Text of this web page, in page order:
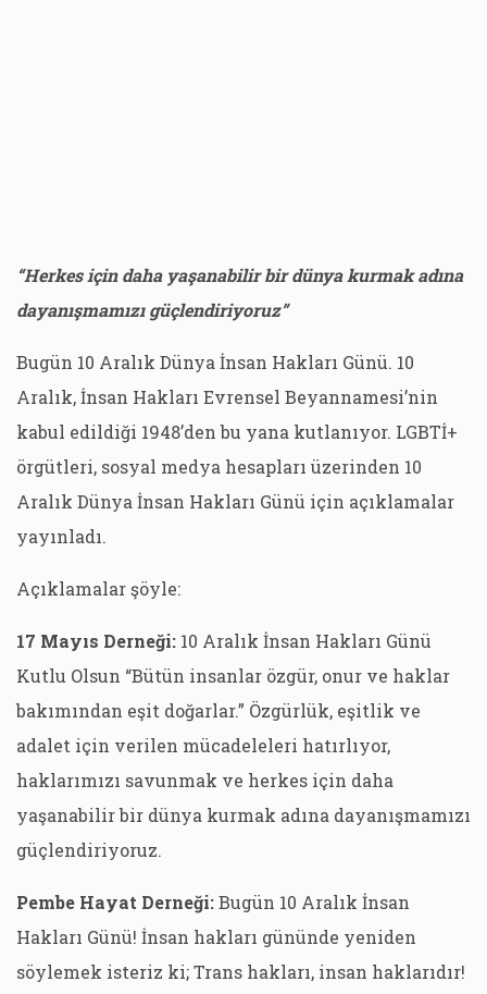
“Herkes için daha yaşanabilir bir dünya kurmak adına
dayanışmamızı güçlendiriyoruz”
Bugün 10 Aralık Dünya İnsan Hakları Günü. 10
Aralık, İnsan Hakları Evrensel Beyannamesi’nin
kabul edildiği 1948’den bu yana kutlanıyor. LGBTİ+
örgütleri, sosyal medya hesapları üzerinden 10
Aralık Dünya İnsan Hakları Günü için açıklamalar
yayınladı.
Açıklamalar şöyle:
17 Mayıs Derneği: 10 Aralık İnsan Hakları Günü
Kutlu Olsun “Bütün insanlar özgür, onur ve haklar
bakımından eşit doğarlar.” Özgürlük, eşitlik ve
adalet için verilen mücadeleleri hatırlıyor,
haklarımızı savunmak ve herkes için daha
yaşanabilir bir dünya kurmak adına dayanışmamızı
güçlendiriyoruz.
Pembe Hayat Derneği:Bugün 10 Aralık İnsan
Hakları Günü! İnsan hakları gününde yeniden
söylemek isteriz ki; Trans hakları, insan haklarıdır!